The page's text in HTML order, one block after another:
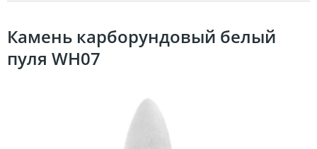
Камень карборундовый белый
пуля WH07